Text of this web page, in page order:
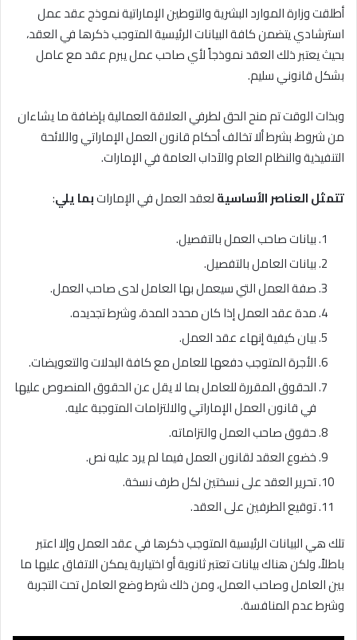
أطلقت وزارة الموارد البشرية والتوطين الإماراتية نموذج عقد عمل
استرشادي يتضمن كافة البيانات الرئيسية المتوجب ذكرها في العقد،
بحيث يعتبر ذلك العقد نموذجاً لأي صاحب عمل يبرم عقد مع عامل
بشكل قانوني سليم.
وبذات الوقت تم منح الحق لطرفي العلاقة العمالية بإضافة ما يشاءان
من شروط، بشرط ألا تخالف أحكام قانون العمل الإماراتي واللائحة
التنفيذية والنظام العام والآداب العامة في الإمارات.
تتمثل العناصر الأساسيةلعقد العمل في الإماراتبما يلي:
بيانات صاحب العمل بالتفصيل.
بيانات العامل بالتفصيل.
صفة العمل التي سيعمل بها العامل لدى صاحب العمل.
مدة عقد العمل إذا كان محدد المدة، وشرط تجديده.
بيان كيفية إنهاء عقد العمل.
الأجرة المتوجب دفعها للعامل مع كافة البدلات والتعويضات.
الحقوق المقررة للعامل بما لا يقل عن الحقوق المنصوص عليها
في قانون العمل الإماراتي والالتزامات المتوجبة عليه.
حقوق صاحب العمل والتزاماته.
خضوع العقد لقانون العمل فيما لم يرد عليه نص.
تحرير العقد على نسختين لكل طرف نسخة.
توقيع الطرفين على العقد.
تلك هي البيانات الرئيسية المتوجب ذكرها في عقد العمل وإلا اعتبر
باطلاً، ولكن هناك بيانات تعتبر ثانوية أو اختيارية يمكن الاتفاق عليها ما
بين العامل وصاحب العمل، ومن ذلك شرط وضع العامل تحت التجربة
وشرط عدم المنافسة.